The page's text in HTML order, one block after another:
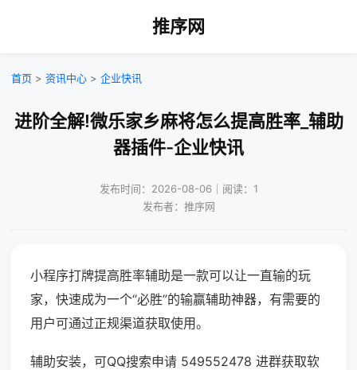
推序网
首页 > 资讯中心 > 企业快讯
进阶全解!微乐家乡麻将怎么提高胜率_辅助
器插件-企业快讯
发布时间：2026-08-06｜阅读：1
发布者：推序网
小程序打牌提高胜率辅助是一款可以让一直输的玩
家，快速成为一个“必胜”的输赢辅助神器，有需要的
用户可通过正规渠道获取使用。
辅助安装，可QQ搜索申请 549552478 进群获取软